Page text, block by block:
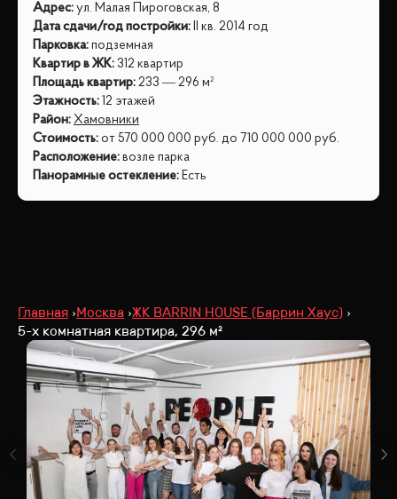
Адрес: ул. Малая Пироговская, 8
Дата сдачи/год постройки:
II кв. 2014 год
Парковка: подземная
Квартир в ЖК: 312 квартир
Площадь квартир: 233 — 296 м²
Этажность: 12 этажей
Район: Хамовники
Стоимость: от 570 000 000 руб. до 710 000 000 руб.
Расположение: возле парка
Панорамные остекление: Есть
Главная Москва ЖК BARRIN HOUSE (Баррин Хаус)
5-х комнатная квартира, 296 м²